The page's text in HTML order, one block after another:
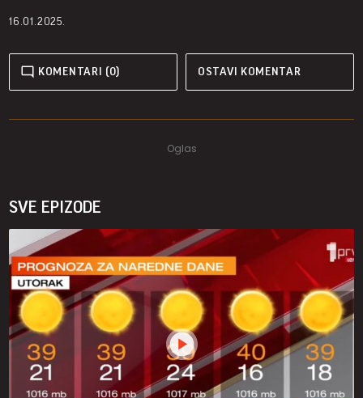
16.01.2025.
KOMENTARI (0) OSTAVI KOMENTAR
SVE EPIZODE